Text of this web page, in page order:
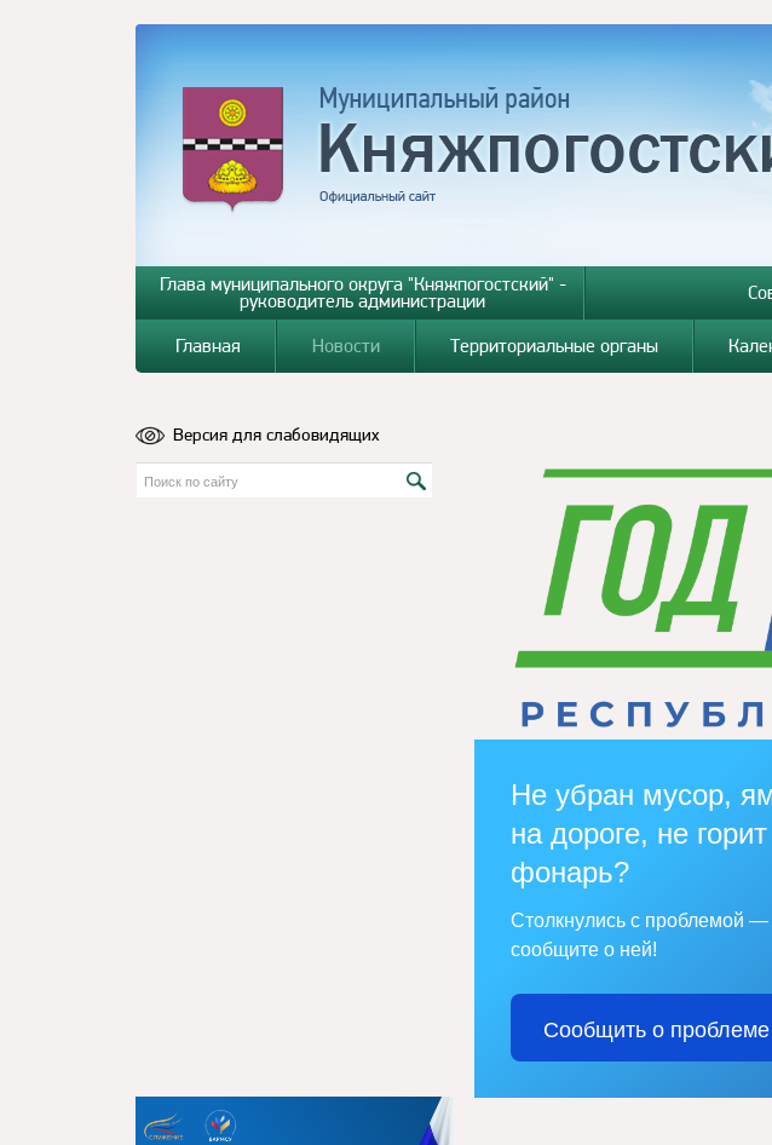
Глава муниципального округа "Княжпогостский" -
руководитель администрации
Главная Новости Территориальные органы
Версия для слабовидящих
Не убран мусор,
на дороге, не горит
фонарь?
Столкнулись с проблемой —
сообщите о ней!
Сообщить о проблеме